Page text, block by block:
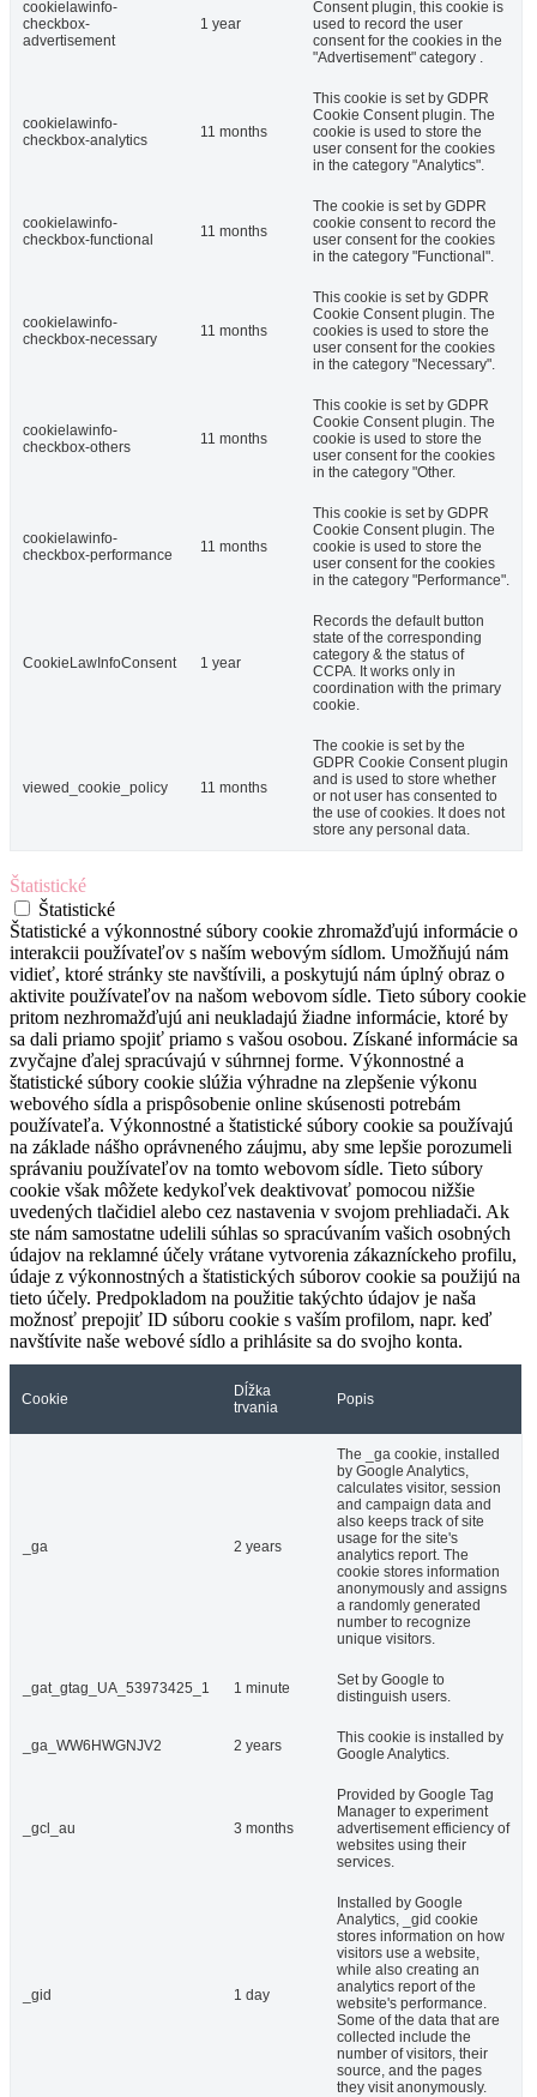
cookielawinfo-
checkbox-
advertisement
1 year
Consent plugin, this cookie is
used to record the user
consent for the cookies in the
"Advertisement" category .
cookielawinfo-
checkbox-analytics
11 months
This cookie is set by GDPR
Cookie Consent plugin. The
cookie is used to store the
user consent for the cookies
in the category "Analytics".
cookielawinfo-
checkbox-functional
11 months
The cookie is set by GDPR
cookie consent to record the
user consent for the cookies
in the category "Functional".
cookielawinfo-
checkbox-necessary
11 months
This cookie is set by GDPR
Cookie Consent plugin. The
cookies is used to store the
user consent for the cookies
in the category "Necessary".
cookielawinfo-
checkbox-others
11 months
This cookie is set by GDPR
Cookie Consent plugin. The
cookie is used to store the
user consent for the cookies
in the category "Other.
cookielawinfo-
checkbox-performance
11 months
This cookie is set by GDPR
Cookie Consent plugin. The
cookie is used to store the
user consent for the cookies
in the category "Performance".
CookieLawInfoConsent 1 year
Records the default button
state of the corresponding
category & the status of
CCPA. It works only in
coordination with the primary
cookie.
viewed_cookie_policy 11 months
The cookie is set by the
GDPR Cookie Consent plugin
and is used to store whether
or not user has consented to
the use of cookies. It does not
store any personal data.
Štatistické
Štatistické
Štatistické a výkonnostné súbory cookie zhromažďujú informácie o
interakcii používateľov s naším webovým sídlom. Umožňujú nám
vidieť, ktoré stránky ste navštívili, a poskytujú nám úplný obraz o
aktivite používateľov na našom webovom sídle. Tieto súbory cookie
pritom nezhromažďujú ani neukladajú žiadne informácie, ktoré by
sa dali priamo spojiť priamo s vašou osobou. Získané informácie sa
zvyčajne ďalej spracúvajú v súhrnnej forme. Výkonnostné a
štatistické súbory cookie slúžia výhradne na zlepšenie výkonu
webového sídla a prispôsobenie online skúsenosti potrebám
používateľa. Výkonnostné a štatistické súbory cookie sa používajú
na základe nášho oprávneného záujmu, aby sme lepšie porozumeli
správaniu používateľov na tomto webovom sídle. Tieto súbory
cookie však môžete kedykoľvek deaktivovať pomocou nižšie
uvedených tlačidiel alebo cez nastavenia v svojom prehliadači. Ak
ste nám samostatne udelili súhlas so spracúvaním vašich osobných
údajov na reklamné účely vrátane vytvorenia zákazníckeho profilu,
údaje z výkonnostných a štatistických súborov cookie sa použijú na
tieto účely. Predpokladom na použitie takýchto údajov je naša
možnosť prepojiť ID súboru cookie s vaším profilom, napr. keď
navštívite naše webové sídlo a prihlásite sa do svojho konta.
Cookie
Dĺžka
trvania
Popis
_ga 2 years
The _ga cookie, installed
by Google Analytics,
calculates visitor, session
and campaign data and
also keeps track of site
usage for the site's
analytics report. The
cookie stores information
anonymously and assigns
a randomly generated
number to recognize
unique visitors.
_gat_gtag_UA_53973425_1 1 minute
Set by Google to
distinguish users.
_ga_WW6HWGNJV2 2 years
This cookie is installed by
Google Analytics.
_gcl_au 3 months
Provided by Google Tag
Manager to experiment
advertisement efficiency of
websites using their
services.
_gid 1 day
Installed by Google
Analytics, _gid cookie
stores information on how
visitors use a website,
while also creating an
analytics report of the
website's performance.
Some of the data that are
collected include the
number of visitors, their
source, and the pages
they visit anonymously.